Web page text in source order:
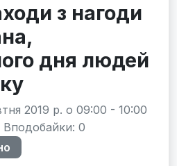
з нагоди
дня людей
2019 р. о 09:00 - 10:00
Вподобайки: 0